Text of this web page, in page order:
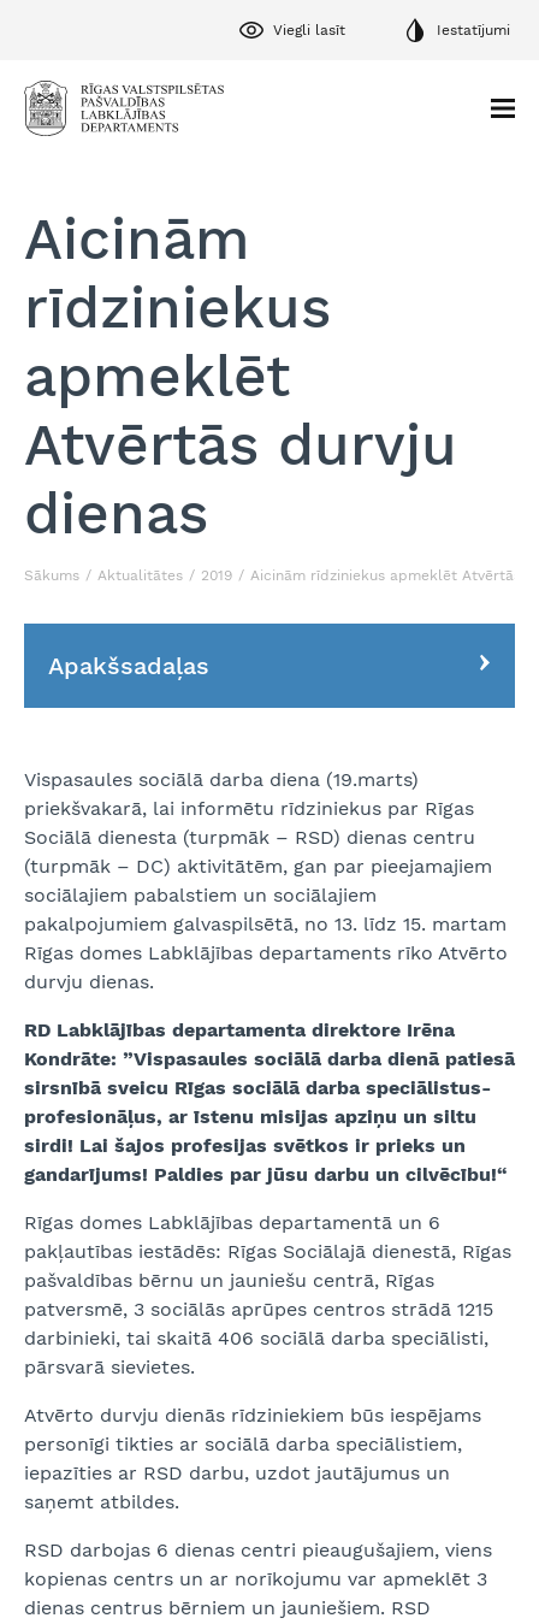
Viegli lasīt Iestatījumi
Aicinām
rīdziniekus
apmeklēt
Atvērtās durvju
dienas
Sākums Aktualitātes 2019 Aicinām rīdziniekus apmeklēt Atvērtās
Apakšsadaļas
Vispasaules sociālā darba diena (19.marts)
priekšvakarā, lai informētu rīdziniekus par Rīgas
Sociālā dienesta (turpmāk – RSD) dienas centru
(turpmāk – DC) aktivitātēm, gan par pieejamajiem
sociālajiem pabalstiem un sociālajiem
pakalpojumiem galvaspilsētā, no 13. līdz 15. martam
Rīgas domes Labklājības departaments rīko Atvērto
durvju dienas.
RD Labklājības departamenta direktore Irēna
Kondrāte: ”Vispasaules sociālā darba dienā patiesā
sirsnībā sveicu Rīgas sociālā darba speciālistus-
profesionāļus, ar īstenu misijas apziņu un siltu
sirdi! Lai šajos profesijas svētkos ir prieks un
gandarījums! Paldies par jūsu darbu un cilvēcību!“
Rīgas domes Labklājības departamentā un 6
pakļautības iestādēs: Rīgas Sociālajā dienestā, Rīgas
pašvaldības bērnu un jauniešu centrā, Rīgas
patversmē, 3 sociālās aprūpes centros strādā 1215
darbinieki, tai skaitā 406 sociālā darba speciālisti,
pārsvarā sievietes.
Atvērto durvju dienās rīdziniekiem būs iespējams
personīgi tikties ar sociālā darba speciālistiem,
iepazīties ar RSD darbu, uzdot jautājumus un
saņemt atbildes.
RSD darbojas 6 dienas centri pieaugušajiem, viens
kopienas centrs un ar norīkojumu var apmeklēt 3
dienas centrus bērniem un jauniešiem. RSD